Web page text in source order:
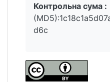
Контрольна сума :
d6c